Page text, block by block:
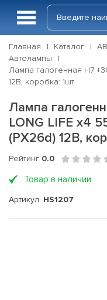
Главная Каталог
Автолампы
Лампа галогенная H7
12В, коробка: 1шт
Лампа
LONG LIFE x4
(PX26d) 12В,
Рейтинг 0.0
Товар в наличии
Артикул: HS1207